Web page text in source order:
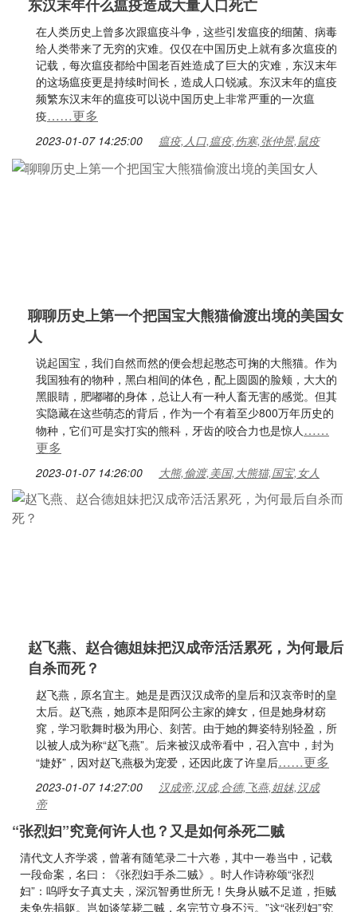
东汉末年什么瘟疫造成大量人口死亡
在人类历史上曾多次跟瘟疫斗争，这些引发瘟疫的细菌、病毒
给人类带来了无穷的灾难。仅仅在中国历史上就有多次瘟疫的
记载，每次瘟疫都给中国老百姓造成了巨大的灾难，东汉末年
的这场瘟疫更是持续时间长，造成人口锐减。东汉末年的瘟疫
频繁东汉末年的瘟疫可以说中国历史上非常严重的一次瘟
疫……更多
2023-01-07 14:25:00 瘟疫,人口,瘟疫,伤寒,张仲景,鼠疫
聊聊历史上第一个把国宝大熊猫偷渡出境的美国女
人
说起国宝，我们自然而然的便会想起憨态可掬的大熊猫。作为
我国独有的物种，黑白相间的体色，配上圆圆的脸颊，大大的
黑眼睛，肥嘟嘟的身体，总让人有一种人畜无害的感觉。但其
实隐藏在这些萌态的背后，作为一个有着至少800万年历史的
物种，它们可是实打实的熊科，牙齿的咬合力也是惊人……
更多
2023-01-07 14:26:00 大熊,偷渡,美国,大熊猫,国宝,女人
赵飞燕、赵合德姐妹把汉成帝活活累死，为何最后
自杀而死？
赵飞燕，原名宜主。她是是西汉汉成帝的皇后和汉哀帝时的皇
太后。赵飞燕，她原本是阳阿公主家的婢女，但是她身材窈
窕，学习歌舞时极为用心、刻苦。由于她的舞姿特别轻盈，所
以被人成为称“赵飞燕”。后来被汉成帝看中，召入宫中，封为
“婕妤”，因对赵飞燕极为宠爱，还因此废了许皇后……更多
2023-01-07 14:27:00
汉成帝,汉成,合德,飞燕,姐妹,汉成
帝
“张烈妇”究竟何许人也？又是如何杀死二贼
清代文人齐学裘，曾著有随笔录二十六卷，其中一卷当中，记载
一段命案，名曰：《张烈妇手杀二贼》。时人作诗称颂“张烈
妇”：呜呼女子真丈夫，深沉智勇世所无！失身从贼不足道，拒贼
未免先捐躯。岂如谈笑毙二贼，名完节立身不污。”这“张烈妇”究